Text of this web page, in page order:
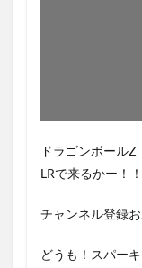
ドラゴンボールZ
LRで来るかー！！
チャンネル登録
どうも！スパー